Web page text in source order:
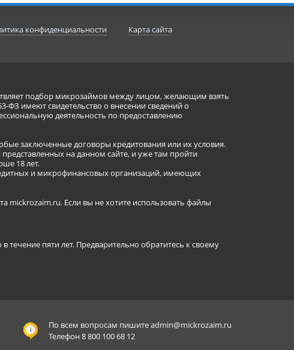
конфиденциальности Карта сайта
подбор микрозаймов между лицом, желающим взять
имеют свидетельство о внесении сведений о
деятельность по предоставлению
заключенные договоры кредитования или их условия.
на данном сайте, и уже там пройти
18 лет.
и микрофинансовых организаций, имеющих
Если вы не хотите использовать файлы
течение пяти лет. Предварительно обратитесь к своему
По всем вопросам пишитеadmin@mickrozaim.ru
Телефон 8 800 100 68 12